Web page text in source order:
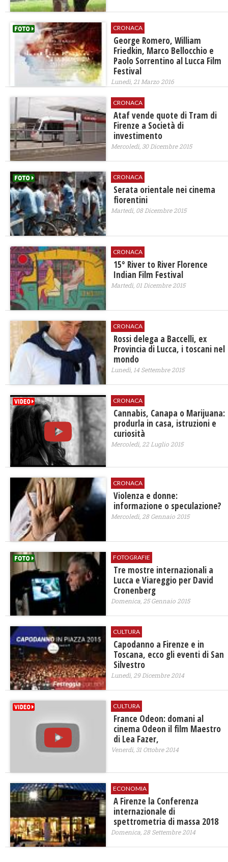
CRONACA
George Romero, William
Friedkin, Marco Bellocchio e
Paolo Sorrentino al Lucca Film
Festival
Lunedì, 21 Marzo 2016
CRONACA
Ataf vende quote di Tram di
Firenze a Società di
investimento
Mercoledì, 30 Dicembre 2015
CRONACA
Serata orientale nei cinema
fiorentini
Martedì, 08 Dicembre 2015
CRONACA
15° River to River Florence
Indian Film Festival
Martedì, 01 Dicembre 2015
CRONACA
Rossi delega a Baccelli, ex
Provincia di Lucca, i toscani nel
mondo
Lunedì, 14 Settembre 2015
CRONACA
Cannabis, Canapa o Marijuana:
produrla in casa, istruzioni e
curiosità
Mercoledì, 22 Luglio 2015
CRONACA
Violenza e donne:
informazione o speculazione?
Mercoledì, 28 Gennaio 2015
FOTOGRAFIE
Tre mostre internazionali a
Lucca e Viareggio per David
Cronenberg
Domenica, 25 Gennaio 2015
CULTURA
Capodanno a Firenze e in
Toscana, ecco gli eventi di San
Silvestro
Lunedì, 29 Dicembre 2014
CULTURA
France Odeon: domani al
cinema Odeon il film Maestro
di Lea Fazer,
Venerdì, 31 Ottobre 2014
ECONOMIA
A Firenze la Conferenza
internazionale di
spettrometria di massa 2018
Domenica, 28 Settembre 2014